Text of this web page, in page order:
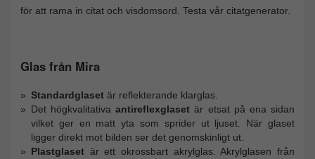
för att rama in citat och visdomsord. Testa vår citatgenerator.
Glas från Mira
Standardglaset är reflekterande klarglas.
Det högkvalitativaantireflexglaset är etsat på ena sidan
vilket ger en matt yta som sprider ut ljuset. När glaset
ligger direkt mot bilden ser det genomskinligt ut.
Plastglaset är ett okrossbart akrylglas. Akrylglasen från